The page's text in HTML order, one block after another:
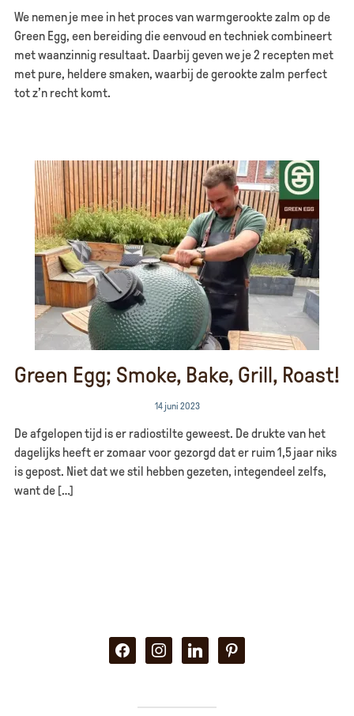
We nemen je mee in het proces van warmgerookte zalm op de
Green Egg, een bereiding die eenvoud en techniek combineert
met waanzinnig resultaat. Daarbij geven we je 2 recepten met
met pure, heldere smaken, waarbij de gerookte zalm perfect
tot z’n recht komt.
Green Egg; Smoke, Bake, Grill, Roast!
14 juni 2023
De afgelopen tijd is er radiostilte geweest. De drukte van het
dagelijks heeft er zomaar voor gezorgd dat er ruim 1,5 jaar niks
is gepost. Niet dat we stil hebben gezeten, integendeel zelfs,
want de […]
facebookinstagramlinkedinpinterest